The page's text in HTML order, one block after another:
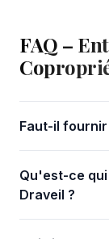
FAQ –
Faut-il
Qu'est-ce
Draveil ?